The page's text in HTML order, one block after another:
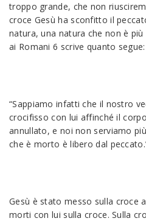
troppo grande, che non
croce Gesù ha sconfitto il
natura, una natura che non è
ai Romani 6 scrive quanto segue:
“Sappiamo infatti che il nostro
crocifisso con lui affinché il
annullato, e noi non serviamo
che è morto è libero dal
Gesù è stato messo sulla croce
morti con lui sulla croce. Sulla